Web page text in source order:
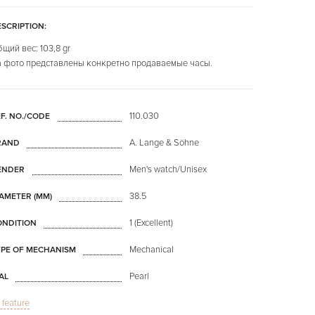
вес: 103,8 gr
фото представлены конкретно продаваемые часы.
NO./CODE 110.030
A. Lange & Söhne
Men's watch/Unisex
(MM) 38.5
1 (Excellent)
OF MECHANISM Mechanical
Pearl
feature